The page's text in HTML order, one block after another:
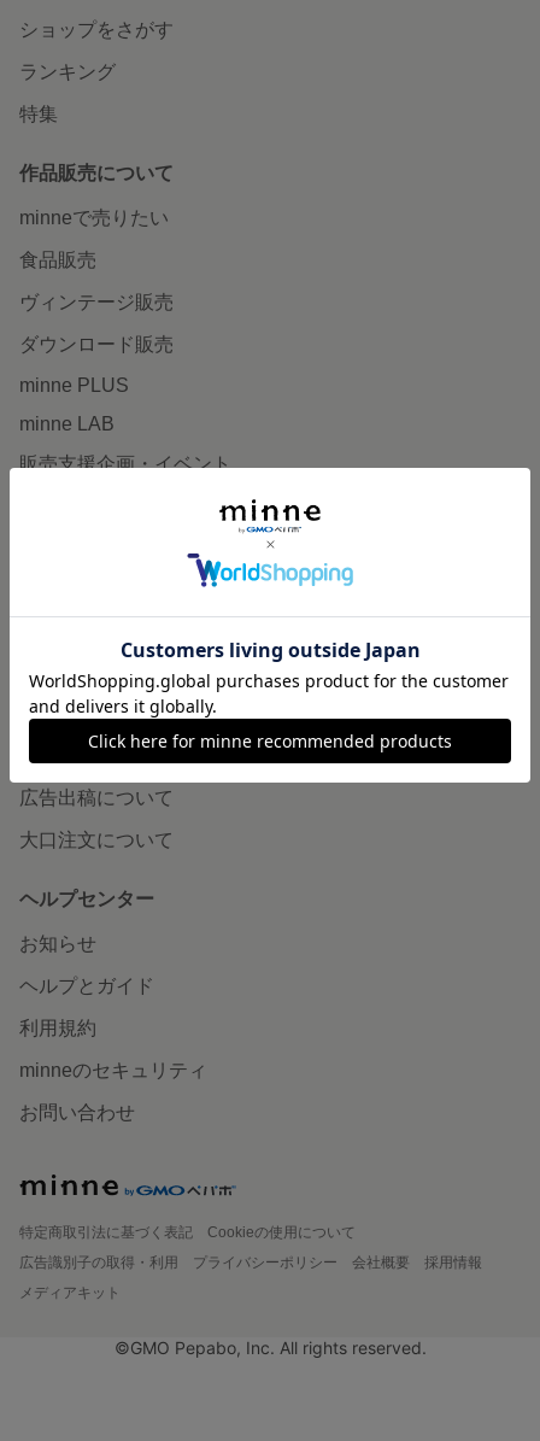
ショップをさがす
ランキング
特集
作品販売について
minneで売りたい
食品販売
ヴィンテージ販売
ダウンロード販売
minne PLUS
minne LAB
販売支援企画・イベント
minneとものづくりと
minneの本
企業の方へ
広告出稿について
大口注文について
ヘルプセンター
お知らせ
ヘルプとガイド
利用規約
minneのセキュリティ
お問い合わせ
特定商取引法に基づく表記
Cookieの使用について
広告識別子の取得・利用
プライバシーポリシー 会社概要
採用情報
メディアキット
©GMO Pepabo, Inc. All rights reserved.